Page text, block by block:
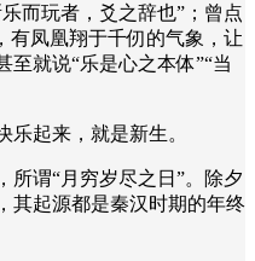
而玩者，爻之辞也”；曾点
有凤凰翔于千仞的气象，让
至就说“乐是心之本体”“当
起来，就是新生。
所谓“月穷岁尽之日”。除夕
其起源都是秦汉时期的年终